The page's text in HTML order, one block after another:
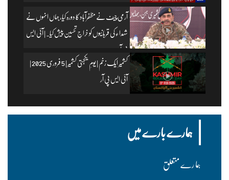
آرمی چیف نے مظفرآباد کا دورہ کیا، جہاں انہوں نے
شہداء کی قربانیوں کو خراجِ تحسین پیش کیا۔ | آئی ایس
پی آر
کشمیر ایک زخم | یومِ یکجہتی کشمیر | 5 فروری 2025 |
آئی ایس پی آر
ہمارے بارے میں
ہما رے متعلق